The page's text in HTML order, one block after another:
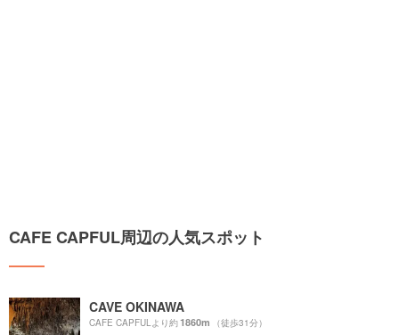
CAFE CAPFUL周辺の人気スポット
CAVE OKINAWA
CAFE CAPFULより約1860m （徒歩31分）